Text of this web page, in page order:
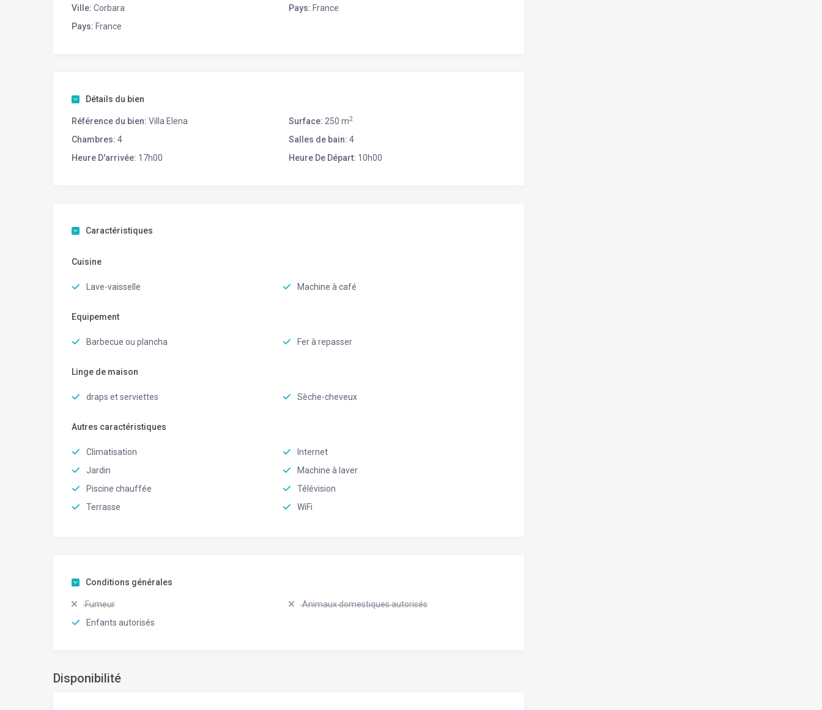
Parking extérieur pour plusieurs véhicules.
L’espace terrasse et son mobilier agréable vous invitera à vous détendre au bord de la piscine à débordement, en
Ville: Corbara Pays: France
Pays: France
Détails du bien
Référence du bien: Villa Elena Surface: 250 m2
Chambres: 4 Salles de bain: 4
Heure D'arrivée: 17h00 Heure De Départ: 10h00
Caractéristiques
Cuisine
Lave-vaisselle Machine à café
Equipement
Barbecue ou plancha Fer à repasser
Linge de maison
draps et serviettes Sèche-cheveux
Autres caractéristiques
Climatisation
Internet
Jardin
Machine à laver
Piscine chauffée
Télévision
Terrasse
WiFi
Conditions générales
Fumeur
Animaux domestiques autorisés
Enfants autorisés
Disponibilité